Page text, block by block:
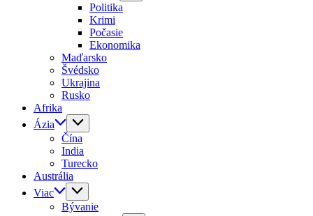
Politika
Krimi
Počasie
Ekonomika
Maďarsko
Švédsko
Ukrajina
Rusko
Afrika
Ázia
Čína
India
Turecko
Austrália
Viac
Bývanie